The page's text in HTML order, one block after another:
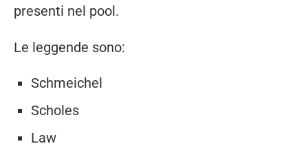
presenti nel pool.
Le leggende sono:
Schmeichel
Scholes
Law